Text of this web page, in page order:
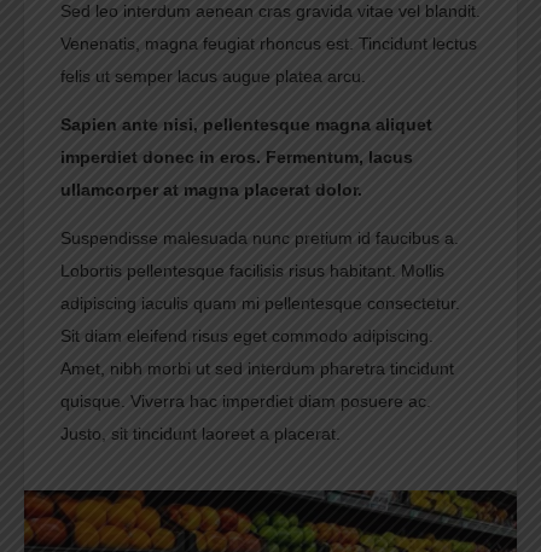
Sed leo interdum aenean cras gravida vitae vel blandit.
Venenatis, magna feugiat rhoncus est. Tincidunt lectus
felis ut semper lacus augue platea arcu.
Sapien ante nisi, pellentesque magna aliquet
imperdiet donec in eros. Fermentum, lacus
ullamcorper at magna placerat dolor.
Suspendisse malesuada nunc pretium id faucibus a.
Lobortis pellentesque facilisis risus habitant. Mollis
adipiscing iaculis quam mi pellentesque consectetur.
Sit diam eleifend risus eget commodo adipiscing.
Amet, nibh morbi ut sed interdum pharetra tincidunt
quisque. Viverra hac imperdiet diam posuere ac.
Justo, sit tincidunt laoreet a placerat.